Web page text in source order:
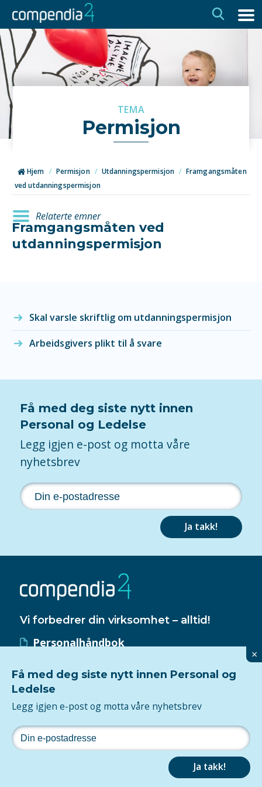
navigasjon
innhold
TEMA
Permisjon
Hjem / Permisjon / Utdanningspermisjon / Framgangsmåten
ved utdanningspermisjon
Relaterte emner
Framgangsmåten ved
utdanningspermisjon
Skal varsle skriftlig om utdanningspermisjon
Arbeidsgivers plikt til å svare
Få med deg siste nytt innen
Personal og Ledelse
Legg igjen e-post og motta våre
nyhetsbrev
Ja takk!
Vi forbedrer din virksomhet – alltid!
Personalhåndbok
Kvalitetssystem
ISO 9001-sertifisering
Følg oss
Personvern
og utviklet avMaksimer
×
Få med deg siste nytt innen Personal og
Ledelse
Legg igjen e-post og motta våre nyhetsbrev
Ja takk!